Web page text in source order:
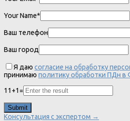
Your Name*
Ваш телефон
Ваш город
Я даю согласие на обработку
принимаю политику обработки ПДн в
11 +1 =
Консультация с экспертом →